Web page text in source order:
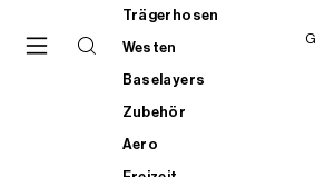
Trägerhosen
Westen
Baselayers
Zubehör
Aero